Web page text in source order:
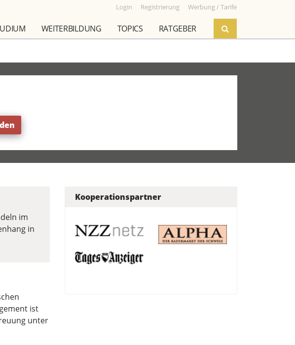
Login Registrierung Werbung / Tarife
WEITERBILDUNG TOPICS RATGEBER
im
in
ist
unter
Kooperationspartner